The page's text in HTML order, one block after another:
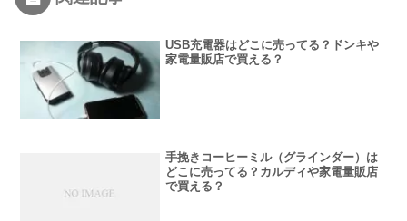
USB充電器はどこに売ってる？ドンキや
家電量販店で買える？
手挽きコーヒーミル（グラインダー）は
どこに売ってる？カルディや家電量販店
で買える？